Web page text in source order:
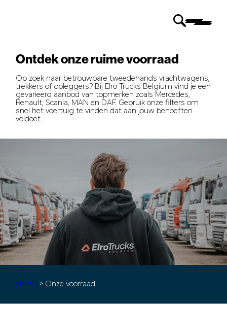
Ontdek onze ruime voorraad
Op zoek naar betrouwbare tweedehands vrachtwagens,
trekkers of opleggers? Bij Elro Trucks Belgium vind je een
gevarieerd aanbod van topmerken zoals Mercedes,
Renault, Scania, MAN en DAF. Gebruik onze filters om
snel het voertuig te vinden dat aan jouw behoeften
voldoet.
Home > Onze voorraad